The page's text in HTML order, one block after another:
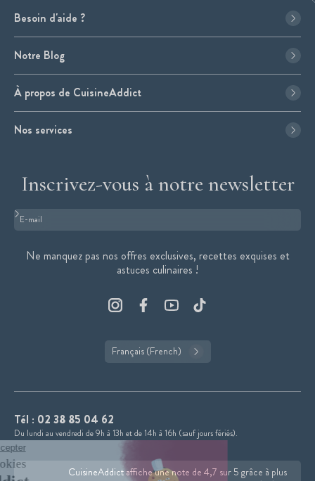
Besoin d'aide ?
Notre Blog
À propos de CuisineAddict
Nos services
Inscrivez-vous à notre newsletter
Format : adresse@email.com
Ne manquez pas nos offres exclusives, recettes exquises et
astuces culinaires !
Français (French)
Tél : 02 38 85 04 62
Du lundi au vendredi de 9h à 13h et de 14h à 16h (sauf jours fériés).
CuisineAddict affiche une note de 4,7 sur 5 grâce à plus